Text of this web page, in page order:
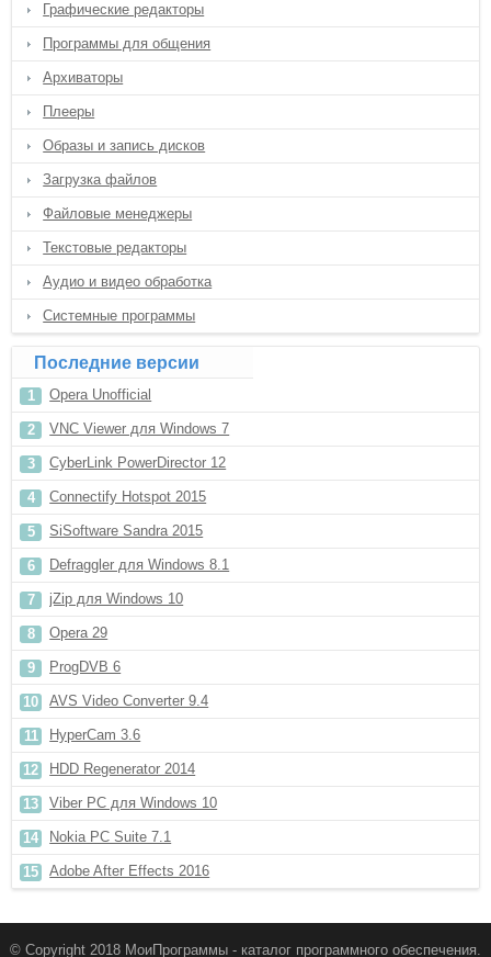
Графические редакторы
Программы для общения
Архиваторы
Плееры
Образы и запись дисков
Загрузка файлов
Файловые менеджеры
Текстовые редакторы
Аудио и видео обработка
Системные программы
Последние версии
Opera Unofficial
VNC Viewer для Windows 7
CyberLink PowerDirector 12
Connectify Hotspot 2015
SiSoftware Sandra 2015
Defraggler для Windows 8.1
jZip для Windows 10
Opera 29
ProgDVB 6
AVS Video Converter 9.4
HyperCam 3.6
HDD Regenerator 2014
Viber PC для Windows 10
Nokia PC Suite 7.1
Adobe After Effects 2016
© Copyright 2018 МоиПрограммы - каталог программного обеспечения.